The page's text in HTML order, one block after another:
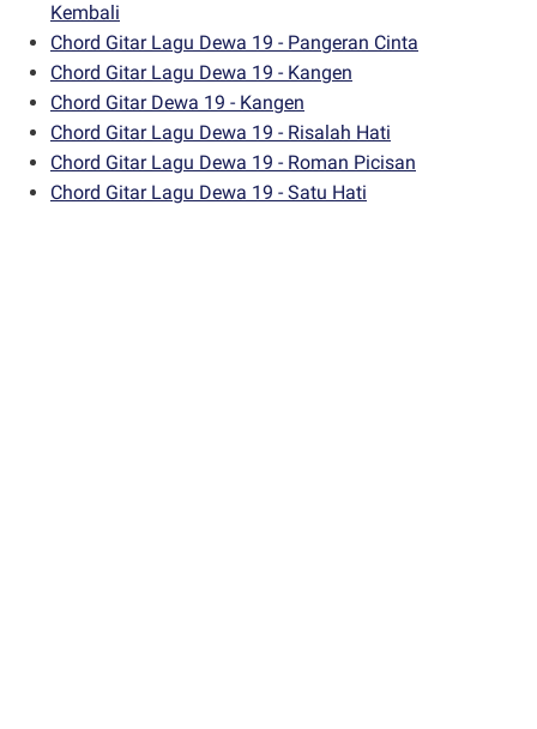
Kembali
Chord Gitar Lagu Dewa 19 - Pangeran Cinta
Chord Gitar Lagu Dewa 19 - Kangen
Chord Gitar Dewa 19 - Kangen
Chord Gitar Lagu Dewa 19 - Risalah Hati
Chord Gitar Lagu Dewa 19 - Roman Picisan
Chord Gitar Lagu Dewa 19 - Satu Hati